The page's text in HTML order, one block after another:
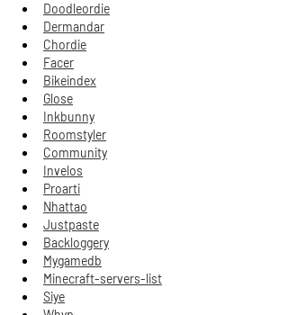
Doodleordie
Dermandar
Chordie
Facer
Bikeindex
Glose
Inkbunny
Roomstyler
Community
Invelos
Proarti
Nhattao
Justpaste
Backloggery
Mygamedb
Minecraft-servers-list
Siye